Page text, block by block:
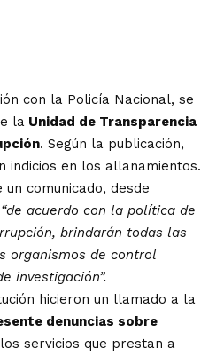
con la Policía Nacional, se
la Unidad de Transparencia
. Según la publicación,
indicios en los allanamientos.
comunicado, desde
“de acuerdo con la política de
brindarán todas las
organismos de control
investigación”.
hicieron un llamado a la
denuncias sobre
servicios que prestan a